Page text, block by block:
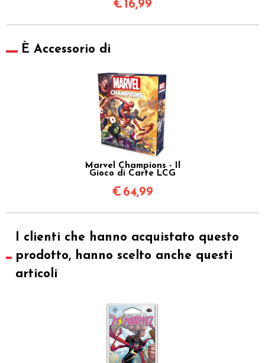
€ 16,99
È Accessorio di
Marvel Champions - Il
Gioco di Carte LCG
€ 64,99
I clienti che hanno acquistato questo
prodotto, hanno scelto anche questi
articoli